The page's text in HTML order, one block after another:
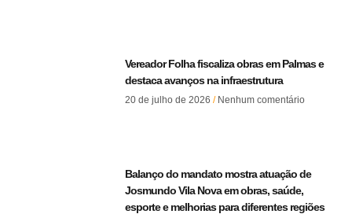
Vereador Folha fiscaliza obras em Palmas e
destaca avanços na infraestrutura
20 de julho de 2026 Nenhum comentário
Balanço do mandato mostra atuação de
Josmundo Vila Nova em obras, saúde,
esporte e melhorias para diferentes regiões